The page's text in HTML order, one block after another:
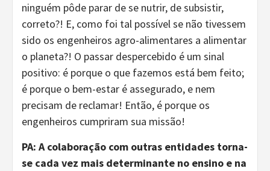
ninguém pôde parar de se nutrir, de subsistir,
correto?! E, como foi tal possível se não tivessem
sido os engenheiros agro-alimentares a alimentar
o planeta?! O passar despercebido é um sinal
positivo: é porque o que fazemos está bem feito;
é porque o bem-estar é assegurado, e nem
precisam de reclamar! Então, é porque os
engenheiros cumpriram sua missão!
PA: A colaboração com outras entidades torna-
se cada vez mais determinante no ensino e na